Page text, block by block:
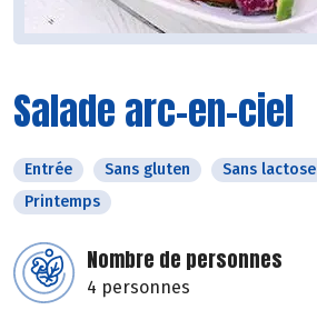
Salade arc-en-ciel
Entrée Sans gluten Sans lactose
Printemps
Nombre de personnes
4 personnes